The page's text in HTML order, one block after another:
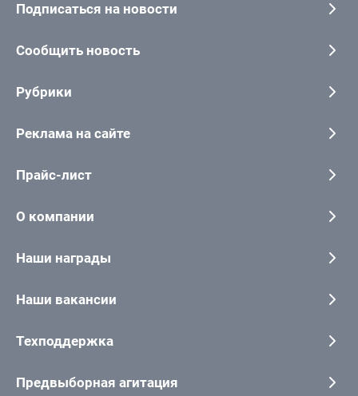
Подписаться на новости
Сообщить новость
Рубрики
Реклама на сайте
Прайс-лист
О компании
Наши награды
Наши вакансии
Техподдержка
Предвыборная агитация